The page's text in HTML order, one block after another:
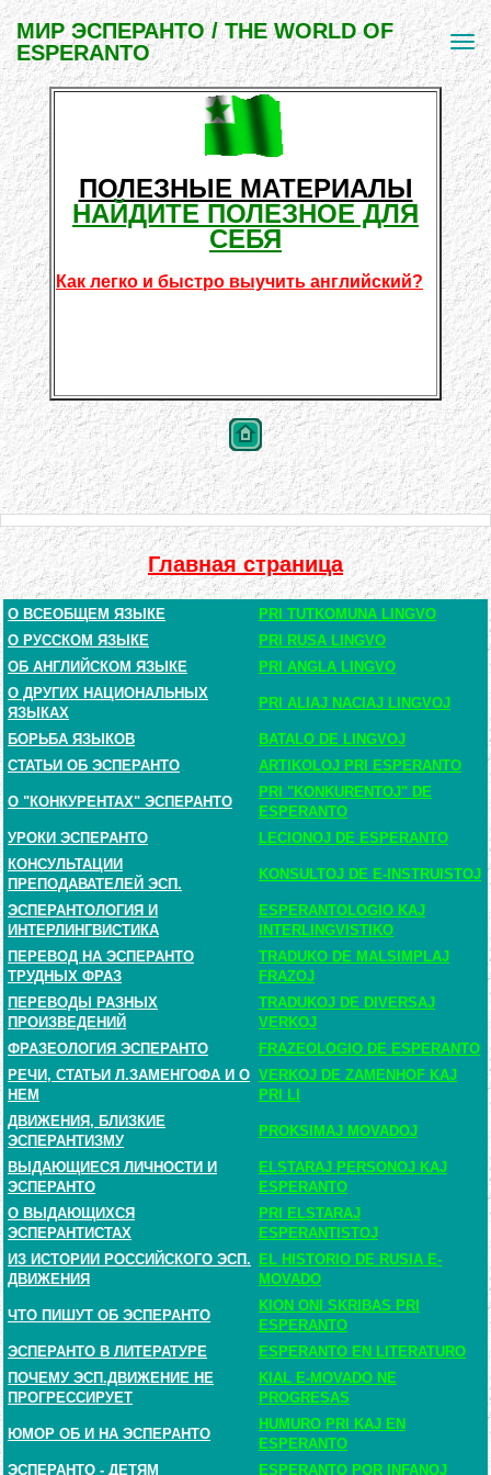
МИР ЭСПЕРАНТО / THE WORLD OF
ESPERANTO
ПОЛЕЗНЫЕ МАТЕРИАЛЫ
НАЙДИТЕ ПОЛЕЗНОЕ ДЛЯ
СЕБЯ
Как легко и быстро выучить английский?
Главная страница
О ВСЕОБЩЕМ ЯЗЫКЕ
PRI TUTKOMUNA LINGVO
О РУССКОМ ЯЗЫКЕ
PRI RUSA LINGVO
ОБ АНГЛИЙСКОМ ЯЗЫКЕ
PRI ANGLA LINGVO
О ДРУГИХ НАЦИОНАЛЬНЫХ
ЯЗЫКАХ
PRI ALIAJ NACIAJ LINGVOJ
БОРЬБА ЯЗЫКОВ
BATALO DE LINGVOJ
СТАТЬИ ОБ ЭСПЕРАНТО
ARTIKOLOJ PRI ESPERANTO
О "КОНКУРЕНТАХ" ЭСПЕРАНТО
PRI "KONKURENTOJ" DE
ESPERANTO
УРОКИ ЭСПЕРАНТО
LECIONOJ DE ESPERANTO
КОНСУЛЬТАЦИИ
ПРЕПОДАВАТЕЛЕЙ ЭСП.
KONSULTOJ DE E-INSTRUISTOJ
ЭСПЕРАНТОЛОГИЯ И
ИНТЕРЛИНГВИСТИКА
ESPERANTOLOGIO KAJ
INTERLINGVISTIKO
ПЕРЕВОД НА ЭСПЕРАНТО
ТРУДНЫХ ФРАЗ
TRADUKO DE MALSIMPLAJ
FRAZOJ
ПЕРЕВОДЫ РАЗНЫХ
ПРОИЗВЕДЕНИЙ
TRADUKOJ DE DIVERSAJ
VERKOJ
ФРАЗЕОЛОГИЯ ЭСПЕРАНТО
FRAZEOLOGIO DE ESPERANTO
РЕЧИ, СТАТЬИ Л.ЗАМЕНГОФА И О
НЕМ
VERKOJ DE ZAMENHOF KAJ
PRI LI
ДВИЖЕНИЯ, БЛИЗКИЕ
ЭСПЕРАНТИЗМУ
PROKSIMAJ MOVADOJ
ВЫДАЮЩИЕСЯ ЛИЧНОСТИ И
ЭСПЕРАНТО
ELSTARAJ PERSONOJ KAJ
ESPERANTO
О ВЫДАЮЩИХСЯ
ЭСПЕРАНТИСТАХ
PRI ELSTARAJ
ESPERANTISTOJ
ИЗ ИСТОРИИ РОССИЙСКОГО ЭСП.
ДВИЖЕНИЯ
EL HISTORIO DE RUSIA E-
MOVADO
ЧТО ПИШУТ ОБ ЭСПЕРАНТО
KION ONI SKRIBAS PRI
ESPERANTO
ЭСПЕРАНТО В ЛИТЕРАТУРЕ
ESPERANTO EN LITERATURO
ПОЧЕМУ ЭСП.ДВИЖЕНИЕ НЕ
ПРОГРЕССИРУЕТ
KIAL E-MOVADO NE
PROGRESAS
ЮМОР ОБ И НА ЭСПЕРАНТО
HUMURO PRI KAJ EN
ESPERANTO
ЭСПЕРАНТО - ДЕТЯМ
ESPERANTO POR INFANOJ